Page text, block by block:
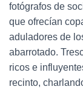
fotógrafos de
que ofrecían
aduladores de
abarrotado.
ricos e
recinto,